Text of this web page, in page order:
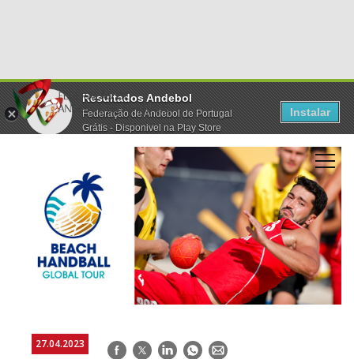
Resultados Andebol
Federação de Andebol de Portugal
Grátis - Disponivel na Play Store
Instalar
27.04.2023 Facebook
TwitterLinkedInWhatsApp
E-